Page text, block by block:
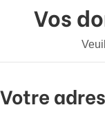
Vos
Votre